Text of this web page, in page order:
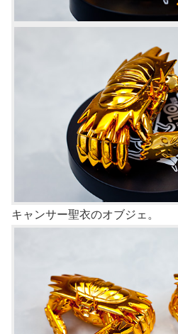
キャンサー聖衣のオブジェ。